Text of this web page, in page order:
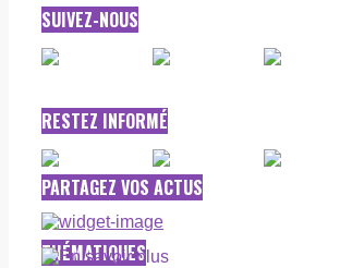
SUIVEZ-NOUS
RESTEZ INFORMÉ
PARTAGEZ VOS ACTUS
THÉMATIQUES